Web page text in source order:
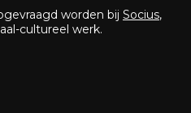
worden bij Socius,
cultureel werk.